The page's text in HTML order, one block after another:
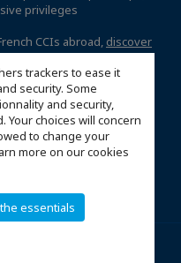
trackers to ease it
security. Some
and security,
choices will concern
to change your
more on our cookies
essentials
privileges
CCIs abroad, discover